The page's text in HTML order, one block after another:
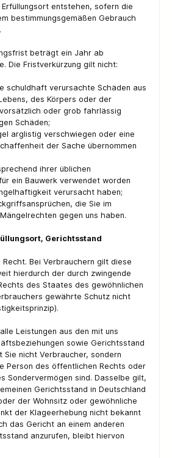
entstehen, sofern die
bestimmungsgemäßen Gebrauch
beträgt ein Jahr ab
Die Fristverkürzung gilt nicht:
schuldhaft verursachte Schäden aus
des Körpers oder der
oder grob fahrlässig
Schäden;
arglistig verschwiegen oder eine
der Sache übernommen
ihrer üblichen
ein Bauwerk verwendet worden
verursacht haben;
die Sie im
gegen uns haben.
Gerichtsstand
Bei Verbrauchern gilt diese
hierdurch der durch zwingende
des Staates des gewöhnlichen
gewährte Schutz nicht
Leistungen aus den mit uns
sowie Gerichtsstand
Sie nicht Verbraucher, sondern
Person des öffentlichen Rechts oder
Sondervermögen sind. Dasselbe gilt,
Gerichtsstand in Deutschland
der Wohnsitz oder gewöhnliche
der Klageerhebung nicht bekannt
das Gericht an einem anderen
anzurufen, bleibt hiervon